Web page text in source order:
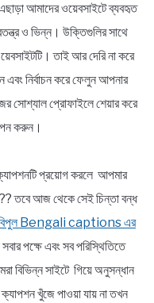
আমাদের ওয়েবসাইটে ব্যবহৃত
ও ভিন্ন। উক্তিগুলির সাথে
তাই আর দেরি না করে
নির্বাচন করে ফেলুন আপনার
সোশ্যাল প্রোফাইলে শেয়ার করে
করুন।
প্রয়োগ করলে আপমার
?? তবে আজ থেকে সেই চিন্তা বন্ধ
Bengali captions এর
পক্ষে এবং সব পরিস্থিতিতে
বিভিন্ন সাইটে গিয়ে অনুসন্ধান
খুঁজে পাওয়া যায় না তখন